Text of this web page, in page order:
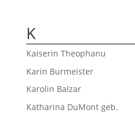
K
Kaiserin Theophanu
Karin Burmeister
Karolin Balzar
Katharina DuMont geb.